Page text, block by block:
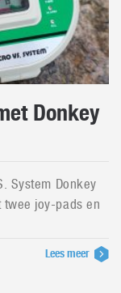
Donkey
System Donkey
twee joy-pads en
Lees meer